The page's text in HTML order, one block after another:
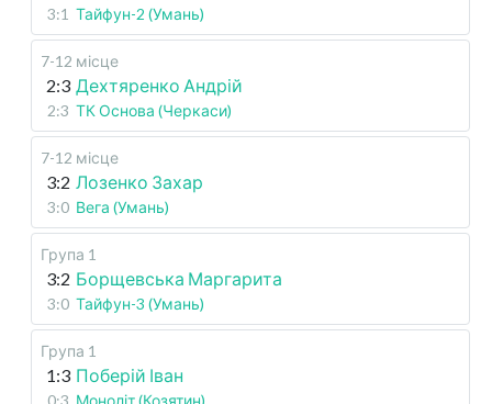
3:1 Тайфун-2 (Умань)
7-12 місце
2:3 Дехтяренко Андрій
2:3 ТК Основа (Черкаси)
7-12 місце
3:2 Лозенко Захар
3:0 Вега (Умань)
Група 1
3:2 Борщевська Маргарита
3:0 Тайфун-3 (Умань)
Група 1
1:3 Поберій Іван
0:3 Моноліт (Козятин)